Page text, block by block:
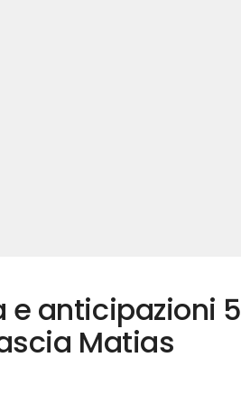
e anticipazioni 5
Matias